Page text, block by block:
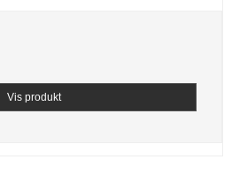
Vis produkt